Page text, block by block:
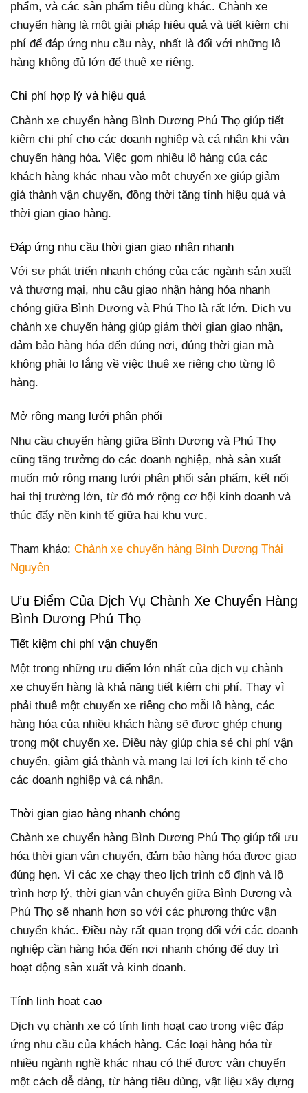
phẩm, và các sản phẩm tiêu dùng khác. Chành xe
chuyển hàng là một giải pháp hiệu quả và tiết kiệm chi
phí để đáp ứng nhu cầu này, nhất là đối với những lô
hàng không đủ lớn để thuê xe riêng.
Chi phí hợp lý và hiệu quả
Chành xe chuyển hàng Bình Dương Phú Thọ giúp tiết
kiệm chi phí cho các doanh nghiệp và cá nhân khi vận
chuyển hàng hóa. Việc gom nhiều lô hàng của các
khách hàng khác nhau vào một chuyến xe giúp giảm
giá thành vận chuyển, đồng thời tăng tính hiệu quả và
thời gian giao hàng.
Đáp ứng nhu cầu thời gian giao nhận nhanh
Với sự phát triển nhanh chóng của các ngành sản xuất
và thương mại, nhu cầu giao nhận hàng hóa nhanh
chóng giữa Bình Dương và Phú Thọ là rất lớn. Dịch vụ
chành xe chuyển hàng giúp giảm thời gian giao nhận,
đảm bảo hàng hóa đến đúng nơi, đúng thời gian mà
không phải lo lắng về việc thuê xe riêng cho từng lô
hàng.
Mở rộng mạng lưới phân phối
Nhu cầu chuyển hàng giữa Bình Dương và Phú Thọ
cũng tăng trưởng do các doanh nghiệp, nhà sản xuất
muốn mở rộng mạng lưới phân phối sản phẩm, kết nối
hai thị trường lớn, từ đó mở rộng cơ hội kinh doanh và
thúc đẩy nền kinh tế giữa hai khu vực.
Tham khảo: Chành xe chuyển hàng Bình Dương Thái
Nguyên
Ưu Điểm Của Dịch Vụ Chành Xe Chuyển Hàng
Bình Dương Phú Thọ
Tiết kiệm chi phí vận chuyển
Một trong những ưu điểm lớn nhất của dịch vụ chành
xe chuyển hàng là khả năng tiết kiệm chi phí. Thay vì
phải thuê một chuyến xe riêng cho mỗi lô hàng, các
hàng hóa của nhiều khách hàng sẽ được ghép chung
trong một chuyến xe. Điều này giúp chia sẻ chi phí vận
chuyển, giảm giá thành và mang lại lợi ích kinh tế cho
các doanh nghiệp và cá nhân.
Thời gian giao hàng nhanh chóng
Chành xe chuyển hàng Bình Dương Phú Thọ giúp tối ưu
hóa thời gian vận chuyển, đảm bảo hàng hóa được giao
đúng hẹn. Vì các xe chạy theo lịch trình cố định và lộ
trình hợp lý, thời gian vận chuyển giữa Bình Dương và
Phú Thọ sẽ nhanh hơn so với các phương thức vận
chuyển khác. Điều này rất quan trọng đối với các doanh
nghiệp cần hàng hóa đến nơi nhanh chóng để duy trì
hoạt động sản xuất và kinh doanh.
Tính linh hoạt cao
Dịch vụ chành xe có tính linh hoạt cao trong việc đáp
ứng nhu cầu của khách hàng. Các loại hàng hóa từ
nhiều ngành nghề khác nhau có thể được vận chuyển
một cách dễ dàng, từ hàng tiêu dùng, vật liệu xây dựng